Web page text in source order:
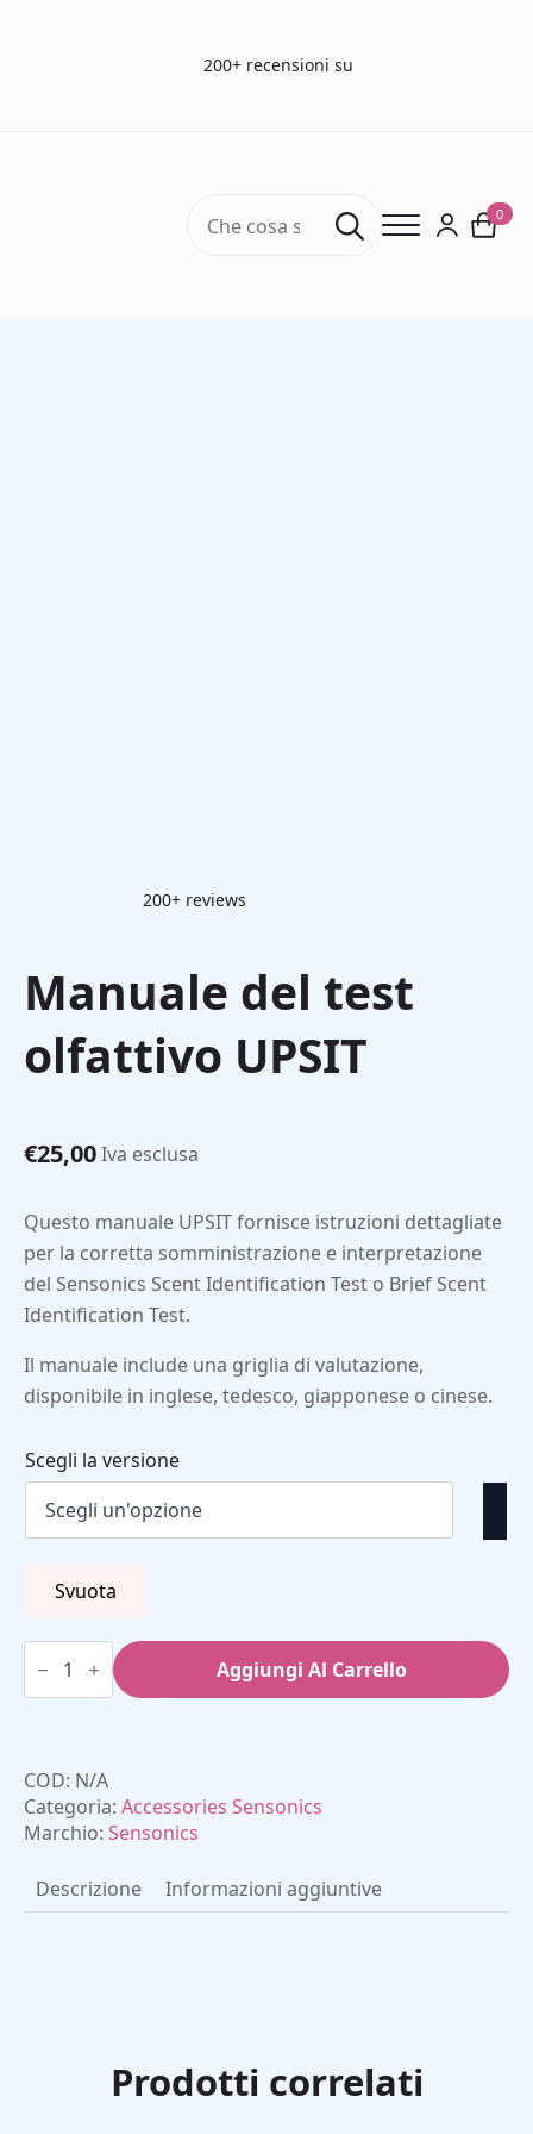
200+ recensioni su
Search
for:
0
200+ reviews
Manuale del test
olfattivo UPSIT
€25,00Iva esclusa
Questo manuale UPSIT fornisce istruzioni dettagliate
per la corretta somministrazione e interpretazione
del Sensonics Scent Identification Test o Brief Scent
Identification Test.
Il manuale include una griglia di valutazione,
disponibile in inglese, tedesco, giapponese o cinese.
Scegli la versione
Svuota
Manuale
del
olfattivo
Aggiungi Al Carrello
COD: N/A
Categoria: Accessories Sensonics
Marchio: Sensonics
Descrizione Informazioni aggiuntive
Prodotti correlati